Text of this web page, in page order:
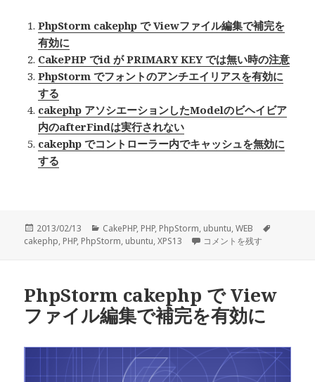
PhpStorm cakephp で Viewファイル編集で補完を
有効に
CakePHP でid が PRIMARY KEY では無い時の注意
PhpStorm でフォントのアンチエイリアスを有効に
する
cakephp アソシエーションしたModelのビヘイビア
内のafterFindは実行されない
cakephp でコントローラー内でキャッシュを無効に
する
投
稿
2013/02/13
カ
テ
CakePHP, PHP, PhpStorm, ubuntu,WEB
cakephp, PHP, PhpStorm, ubuntu,XPS13 PhpStorm cakephp
コメントを残す
PhpStorm cakephp で View
ファイル編集で補完を有効に